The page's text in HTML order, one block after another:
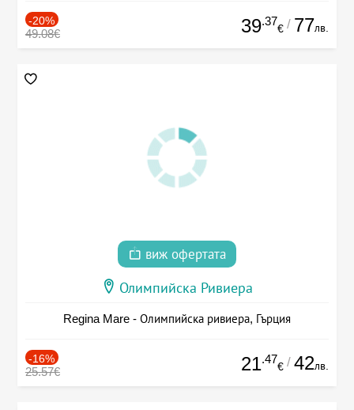
-20%
49.08€ 39.37
€ / 77лв.
виж офертата
Олимпийска Ривиера
Regina Mare - Олимпийска ривиера, Гърция
-16%
25.57€ 21.47
€ / 42лв.